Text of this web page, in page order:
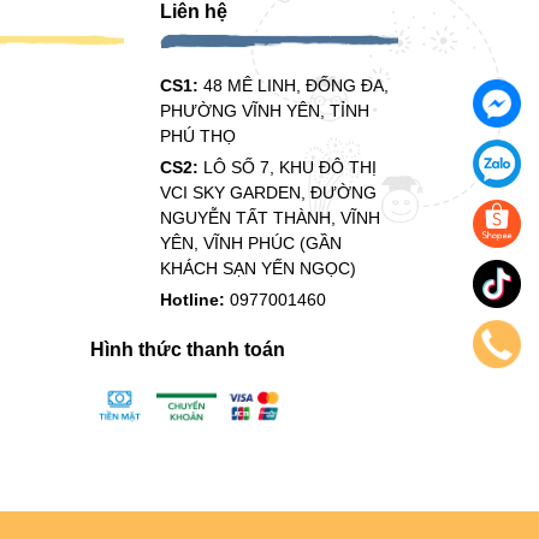
Liên hệ
CS1: 48 MÊ LINH, ĐỐNG ĐA,
PHƯỜNG VĨNH YÊN, TỈNH
PHÚ THỌ
CS2: LÔ SỐ 7, KHU ĐÔ THỊ
VCI SKY GARDEN, ĐƯỜNG
NGUYỄN TẤT THÀNH, VĨNH
YÊN, VĨNH PHÚC (GẦN
KHÁCH SẠN YẾN NGỌC)
Hotline: 0977001460
Hình thức thanh toán